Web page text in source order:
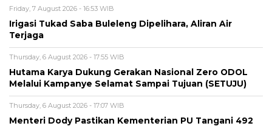
Friday, 7 August 2026 - 16:53 WIB
Irigasi Tukad Saba Buleleng Dipelihara, Aliran Air
Terjaga
Thursday, 6 August 2026 - 17:55 WIB
Hutama Karya Dukung Gerakan Nasional Zero ODOL
Melalui Kampanye Selamat Sampai Tujuan (SETUJU)
Thursday, 6 August 2026 - 17:07 WIB
Menteri Dody Pastikan Kementerian PU Tangani 492